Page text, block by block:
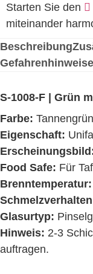
Starten Sie den
miteinander
Beschreibung
Gefahrenhinweise
S-1008-F | Grün
Farbe: Tannengrün
Eigenschaft:
Food Safe: Für
Brenntemperatur:
Glasurtyp:
Hinweis: 2-3
auftragen.